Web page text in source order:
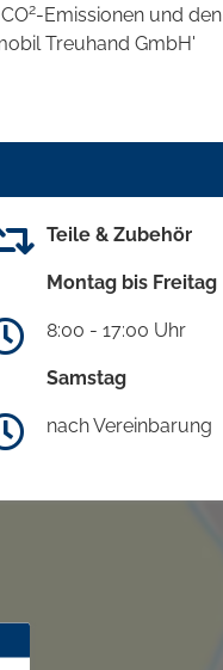
2-Emissionen und den
Treuhand GmbH'
Teile & Zubehör
Montag bis Freitag
8:00 - 17:00 Uhr
Samstag
nach Vereinbarung